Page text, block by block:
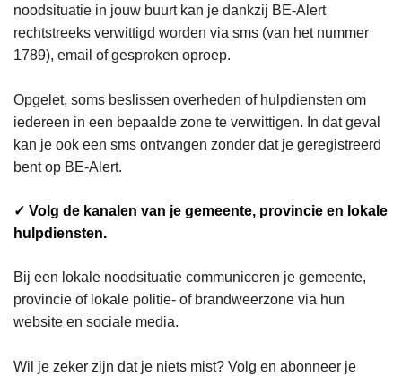
noodsituatie in jouw buurt kan je dankzij BE-Alert
rechtstreeks verwittigd worden via sms (van het nummer
1789), email of gesproken oproep.
Opgelet, soms beslissen overheden of hulpdiensten om
iedereen in een bepaalde zone te verwittigen. In dat geval
kan je ook een sms ontvangen zonder dat je geregistreerd
bent op BE-Alert.
✓ Volg de kanalen van je gemeente, provincie en lokale
hulpdiensten.
Bij een lokale noodsituatie communiceren je gemeente,
provincie of lokale politie- of brandweerzone via hun
website en sociale media.
Wil je zeker zijn dat je niets mist? Volg en abonneer je